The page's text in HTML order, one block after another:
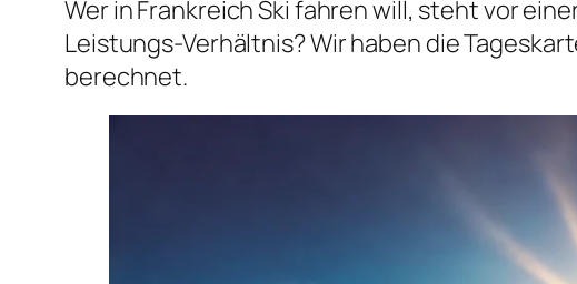
Wer in Frankreich Ski fahren will, steht vor
Leistungs-Verhältnis? Wir haben die
berechnet.